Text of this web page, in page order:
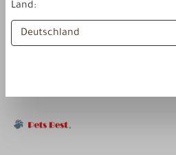
Pets Best
Land: